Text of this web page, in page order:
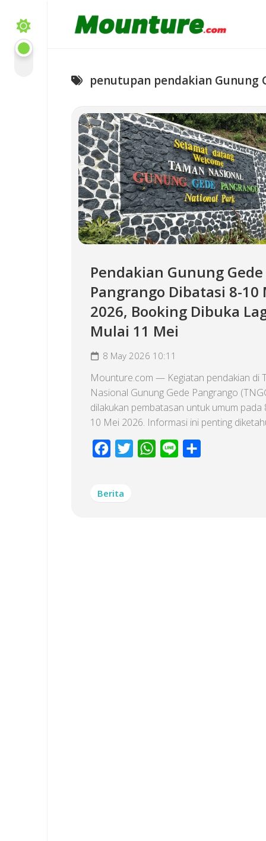
content
penutupan pendakian Gunung
Pendakian Gunung Gede
Pangrango Dibatasi 8-10
2026, Booking Dibuka
Mulai 11 Mei
8 May 2026 10:11
Mounture.com — Kegiatan pendakian di
Nasional Gunung Gede Pangrango
dilakukan pembatasan untuk umum pada
10 Mei 2026. Informasi ini penting
Facebook
Twitter WhatsApp
Line
Berita